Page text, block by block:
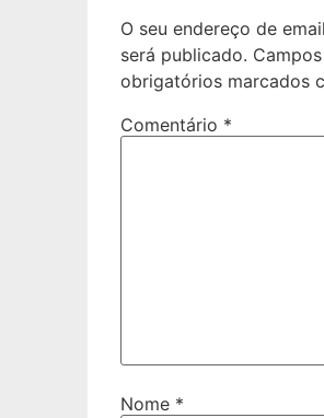
O seu endereço de
será publicado. Campos
obrigatórios marcados
Comentário *
Nome *